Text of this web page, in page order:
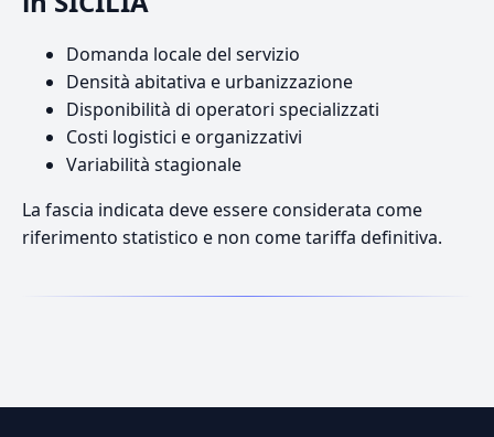
Domanda locale del servizio
Densità abitativa e urbanizzazione
Disponibilità di operatori specializzati
Costi logistici e organizzativi
Variabilità stagionale
La fascia indicata deve essere considerata come
riferimento statistico e non come tariffa definitiva.